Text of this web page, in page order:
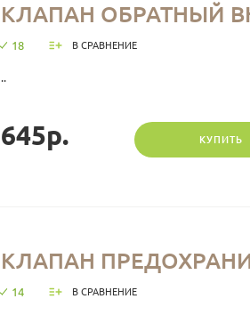
КЛАПАН ОБРАТНЫЙ
18 В СРАВНЕНИЕ
645р. КУПИТЬ
КЛАПАН
14 В СРАВНЕНИЕ